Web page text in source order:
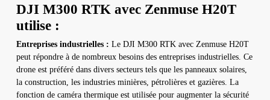
DJI M300 RTK avec Zenmuse H20T
utilise :
Entreprises industrielles : Le DJI M300 RTK avec Zenmuse H20T
peut répondre à de nombreux besoins des entreprises industrielles. Ce
drone est préféré dans divers secteurs tels que les panneaux solaires,
la construction, les industries minières, pétrolières et gazières. La
fonction de caméra thermique est utilisée pour augmenter la sécurité